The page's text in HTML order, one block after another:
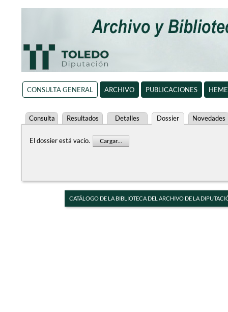
CONSULTA GENERAL ARCHIVO PUBLICACIONES
Consulta Resultados Detalles Dossier Novedades
El dossier está vacío. Cargar...
CATÁLOGO DE LA BIBLIOTECA DEL ARCHIVO DE LA